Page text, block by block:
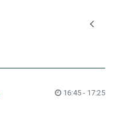
16:45 - 17:25